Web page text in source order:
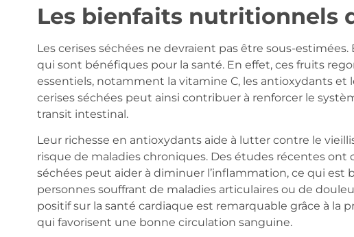
Les bienfaits nutritionnels
Les cerises séchées ne devraient pas être sous-
qui sont bénéfiques pour la santé. En effet, ces fruits
essentiels, notamment la vitamine C, les antioxydants et
cerises séchées peut ainsi contribuer à renforcer le
transit intestinal.
Leur richesse en antioxydants aide à lutter contre le
risque de maladies chroniques. Des études récentes
séchées peut aider à diminuer l’inflammation, ce qui
personnes souffrant de maladies articulaires ou de
positif sur la santé cardiaque est remarquable grâce à la
qui favorisent une bonne circulation sanguine.